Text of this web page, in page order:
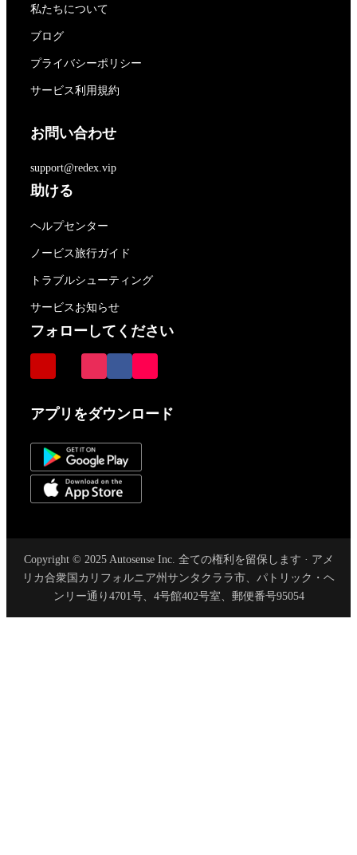
私たちについて
ブログ
プライバシーポリシー
サービス利用規約
お問い合わせ
support@redex.vip
助ける
ヘルプセンター
ノービス旅行ガイド
トラブルシューティング
サービスお知らせ
フォローしてください
アプリをダウンロード
Copyright © 2025 Autosense Inc. 全ての権利を留保します · アメ
リカ合衆国カリフォルニア州サンタクララ市、パトリック・ヘ
ンリー通り4701号、4号館402号室、郵便番号95054